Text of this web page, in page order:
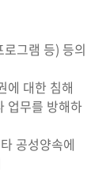
그램 등) 등의
에 대한 침해
업무를 방해하
공성양속에